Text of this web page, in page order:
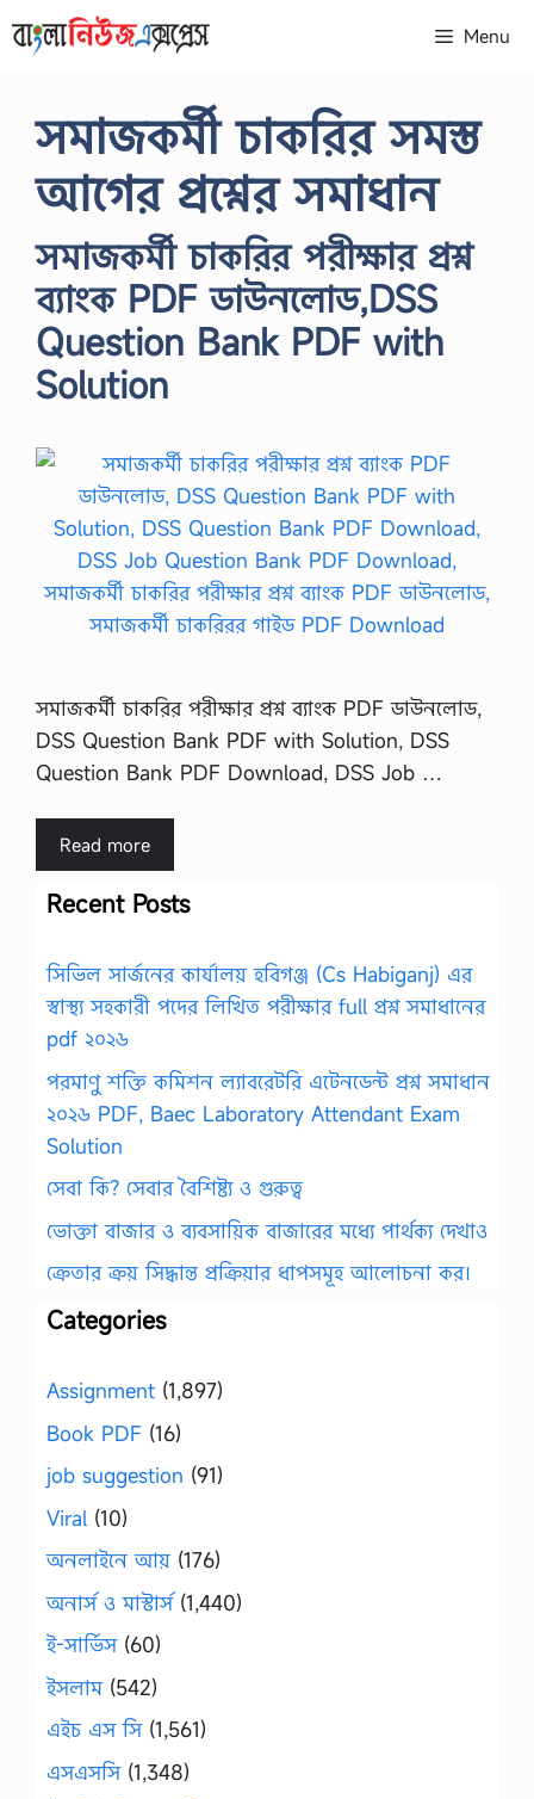
to
Menu
সমাজকর্মী চাকরির সমস্ত
আগের প্রশ্নের সমাধান
সমাজকর্মী চাকরির পরীক্ষার প্রশ্ন
ব্যাংক PDF ডাউনলোড,DSS
Question Bank PDF with
Solution
সমাজকর্মী চাকরির পরীক্ষার প্রশ্ন ব্যাংক PDF ডাউনলোড,
DSS Question Bank PDF with Solution, DSS
Question Bank PDF Download, DSS Job …
Read more
Recent Posts
সিভিল সার্জনের কার্যালয় হবিগঞ্জ (Cs Habiganj) এর
স্বাস্থ্য সহকারী পদের লিখিত পরীক্ষার full প্রশ্ন সমাধানের
pdf ২০২৬
পরমাণু শক্তি কমিশন ল্যাবরেটরি এটেনডেন্ট প্রশ্ন সমাধান
২০২৬ PDF, Baec Laboratory Attendant Exam
Solution
সেবা কি? সেবার বৈশিষ্ট্য ও গুরুত্ব
ভোক্তা বাজার ও ব্যবসায়িক বাজারের মধ্যে পার্থক্য দেখাও
ক্রেতার ক্রয় সিদ্ধান্ত প্রক্রিয়ার ধাপসমূহ আলোচনা কর।
Categories
Assignment (1,897)
Book PDF (16)
job suggestion (91)
Viral (10)
অনলাইনে আয় (176)
অনার্স ও মাস্টার্স(1,440)
ই-সার্ভিস(60)
ইসলাম(542)
এইচ এস সি(1,561)
এসএসসি(1,348)